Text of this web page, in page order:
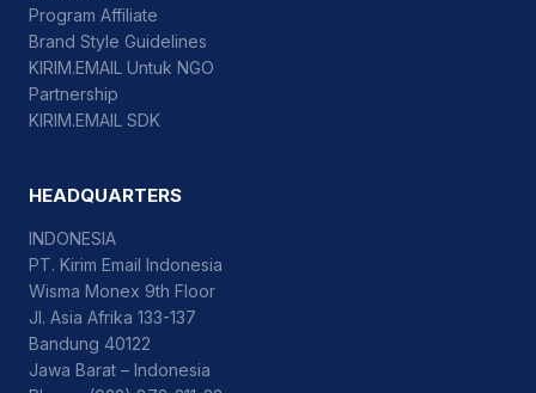
Program Affiliate
Brand Style Guidelines
KIRIM.EMAIL Untuk NGO
Partnership
KIRIM.EMAIL SDK
HEADQUARTERS
INDONESIA
PT. Kirim Email Indonesia
Wisma Monex 9th Floor
Jl. Asia Afrika 133-137
Bandung 40122
Jawa Barat – Indonesia